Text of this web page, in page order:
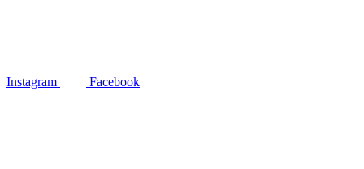
Instagram Facebook